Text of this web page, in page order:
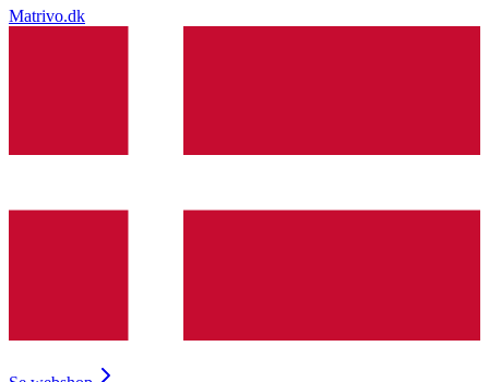
Matrivo.dk